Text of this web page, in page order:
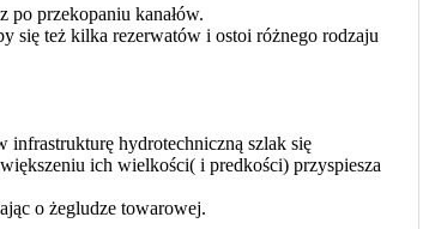
po przekopaniu kanałów.
się też kilka rezerwatów i ostoi różnego rodzaju
hydrotechniczną szlak się
ich wielkości( i predkości) przyspiesza
o żegludze towarowej.